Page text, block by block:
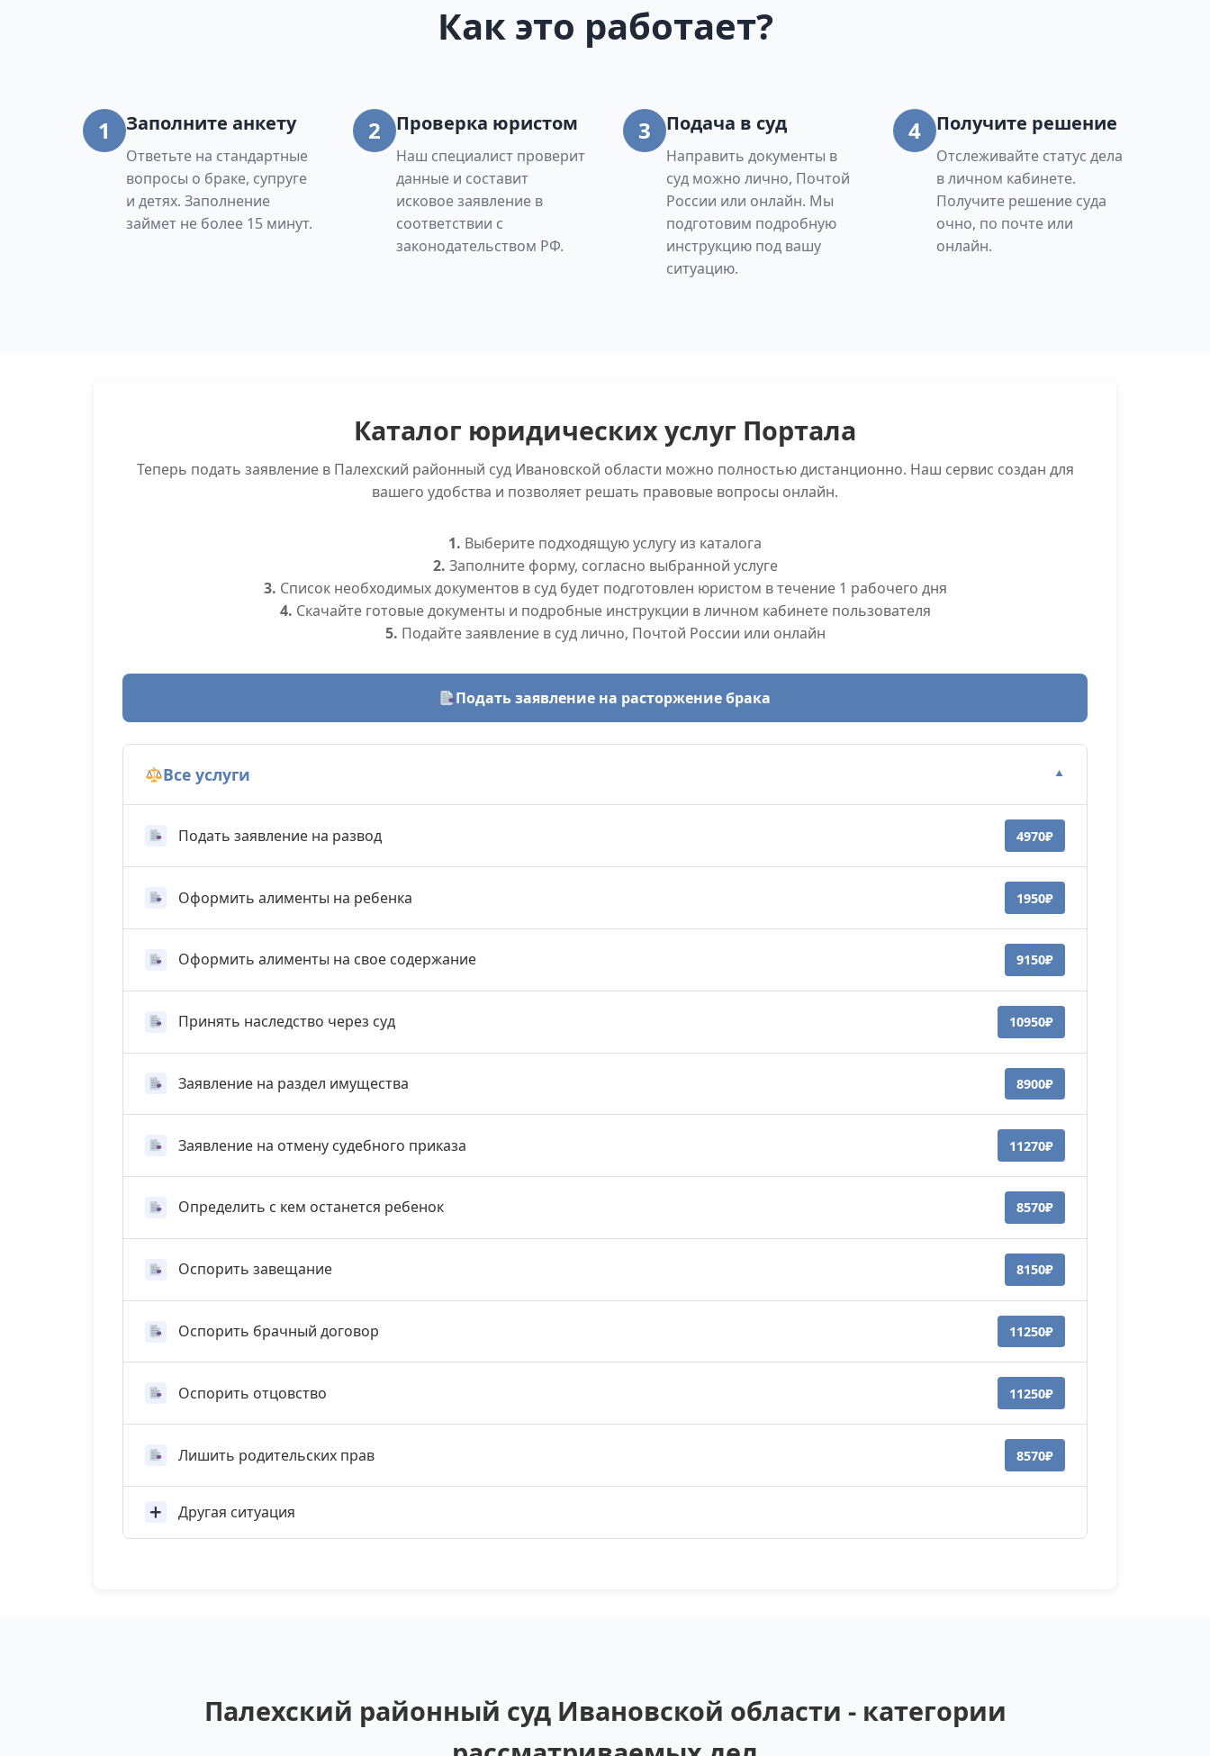
Как это работает?
1 Заполните анкету
Ответьте на стандартные
вопросы о браке, супруге
и детях. Заполнение
займет не более 15 минут.
2 Проверка юристом
Наш специалист проверит
данные и составит
исковое заявление в
соответствии с
законодательством РФ.
3 Подача в суд
Направить документы в
суд можно лично, Почтой
России или онлайн. Мы
подготовим подробную
инструкцию под вашу
ситуацию.
4 Получите решение
Отслеживайте статус дела
в личном кабинете.
Получите решение суда
очно, по почте или
онлайн.
Каталог юридических услуг Портала
Теперь подать заявление в Палехский районный суд Ивановской области можно полностью дистанционно. Наш сервис создан для
вашего удобства и позволяет решать правовые вопросы онлайн.
1. Выберите подходящую услугу из каталога
2. Заполните форму, согласно выбранной услуге
3. Список необходимых документов в суд будет подготовлен юристом в течение 1 рабочего дня
4. Скачайте готовые документы и подробные инструкции в личном кабинете пользователя
5. Подайте заявление в суд лично, Почтой России или онлайн
Подать заявление на расторжение брака
Все услуги ▼
Подать заявление на развод 4970₽
Оформить алименты на ребенка 1950₽
Оформить алименты на свое содержание 9150₽
Принять наследство через суд 10950₽
Заявление на раздел имущества 8900₽
Заявление на отмену судебного приказа 11270₽
Определить с кем останется ребенок 8570₽
Оспорить завещание 8150₽
Оспорить брачный договор 11250₽
Оспорить отцовство 11250₽
Лишить родительских прав 8570₽
Другая ситуация
Палехский районный суд Ивановской области - категории